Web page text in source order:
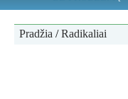
Pradžia /Radikaliai